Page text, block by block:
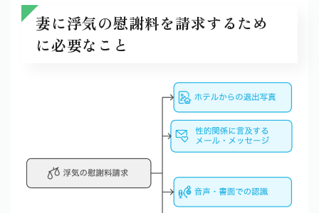
妻に浮気の慰謝料を請求するため
に必要なこと